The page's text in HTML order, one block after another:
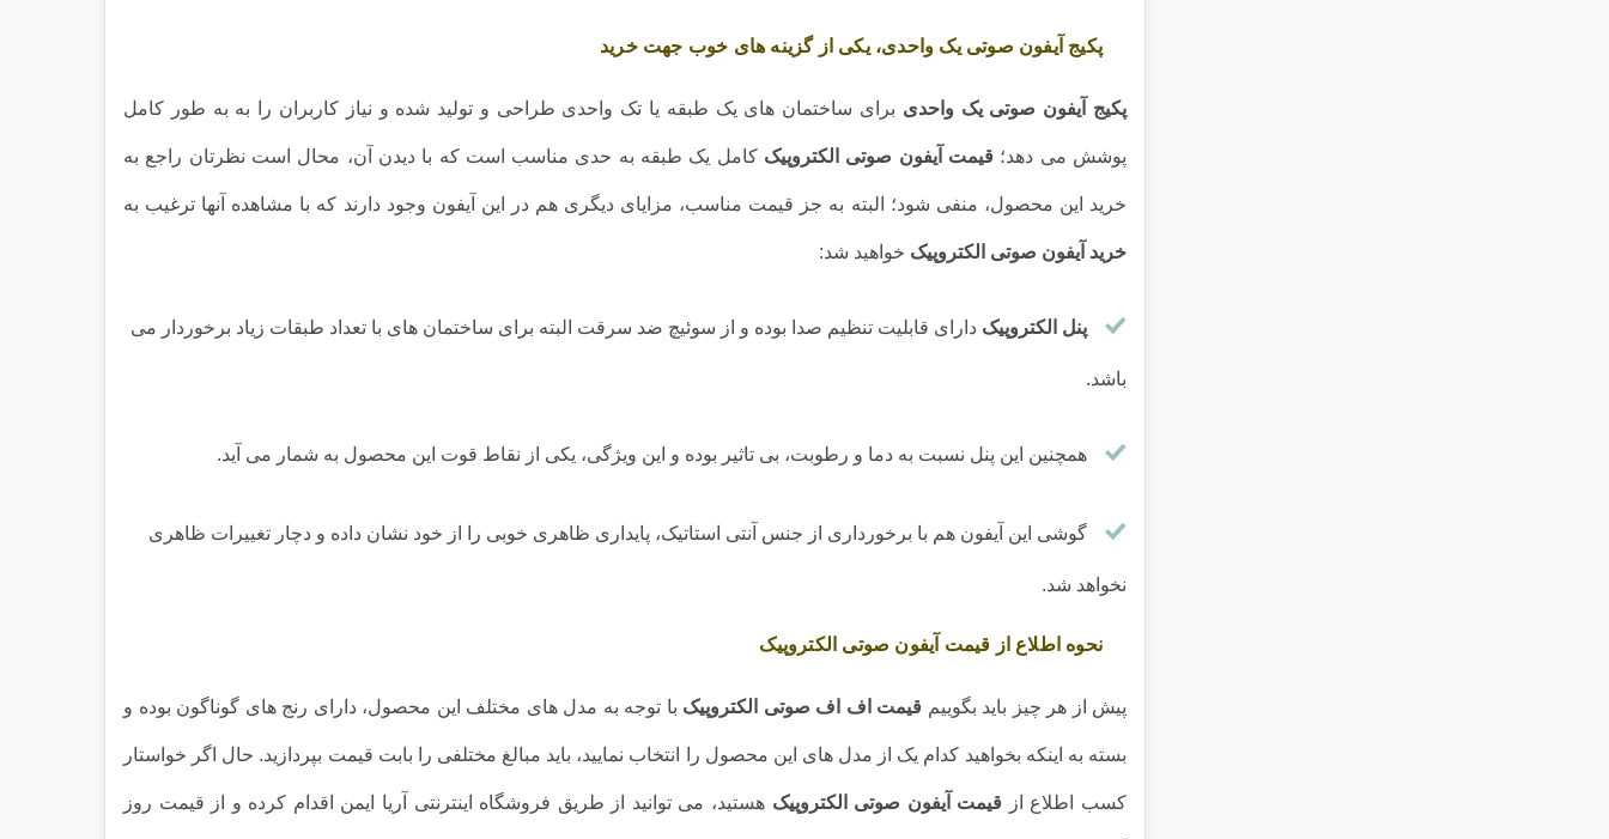
پکیج آیفون صوتی یک واحدی، یکی از گزینه های خوب جهت خرید
پکیج آیفون صوتی یک واحدی برای ساختمان های یک طبقه یا تک واحدی طراحی و تولید شده و نیاز کاربران را به به طور کامل
پوشش می دهد؛ قیمت آیفون صوتی الکتروپیک کامل یک طبقه به حدی مناسب است که با دیدن آن، محال است نظرتان راجع به
خرید این محصول، منفی شود؛ البته به جز قیمت مناسب، مزایای دیگری هم در این آیفون وجود دارند که با مشاهده آنها ترغیب به
خرید آیفون صوتی الکتروپیک خواهید شد:
پنل الکتروپیک دارای قابلیت تنظیم صدا بوده و از سوئیچ ضد سرقت البته برای ساختمان های با تعداد طبقات زیاد برخوردار می
باشد.
همچنین این پنل نسبت به دما و رطوبت، بی تاثیر بوده و این ویژگی، یکی از نقاط قوت این محصول به شمار می آید.
گوشی این آیفون هم با برخورداری از جنس آنتی استاتیک، پایداری ظاهری خوبی را از خود نشان داده و دچار تغییرات ظاهری
نخواهد شد.
نحوه اطلاع از قیمت آیفون صوتی الکتروپیک
پیش از هر چیز باید بگوییم قیمت اف اف صوتی الکتروپیک با توجه به مدل های مختلف این محصول، دارای رنج های گوناگون بوده و
بسته به اینکه بخواهید کدام یک از مدل های این محصول را انتخاب نمایید، باید مبالغ مختلفی را بابت قیمت بپردازید. حال اگر خواستار
کسب اطلاع از قیمت آیفون صوتی الکتروپیک هستید، می توانید از طریق فروشگاه اینترنتی آریا ایمن اقدام کرده و از قیمت روز